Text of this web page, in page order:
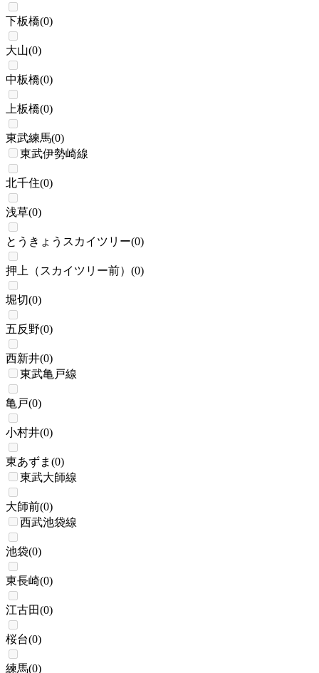
下板橋(0)
大山(0)
中板橋(0)
上板橋(0)
東武練馬(0)
東武伊勢崎線
北千住(0)
浅草(0)
とうきょうスカイツリー(0)
押上（スカイツリー前） (0)
堀切(0)
五反野(0)
西新井(0)
東武亀戸線
亀戸(0)
小村井(0)
東あずま (0)
東武大師線
大師前(0)
西武池袋線
池袋(0)
東長崎(0)
江古田(0)
桜台(0)
練馬(0)